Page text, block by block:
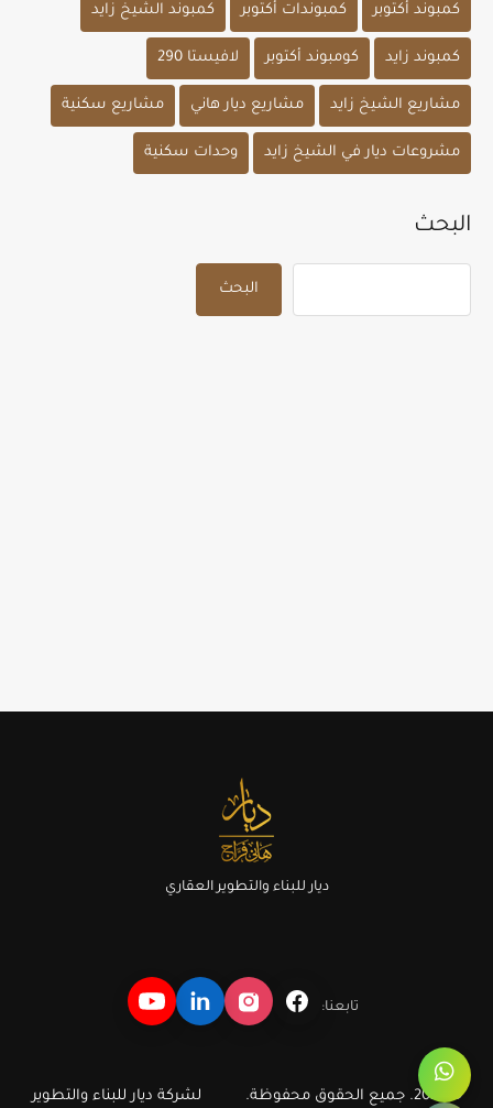
كمبوند أكتوبر كمبوندات أكتوبر كمبوند الشيخ زايد
كمبوند زايد كومبوند أكتوبر لافيستا 290
مشاريع الشيخ زايد مشاريع ديار هاني مشاريع سكنية
مشروعات ديار في الشيخ زايد وحدات سكنية
البحث
البحث
ديار للبناء والتطوير العقاري
تابعنا:
© 2026. جميع الحقوق محفوظة. لشركة ديار للبناء والتطوير